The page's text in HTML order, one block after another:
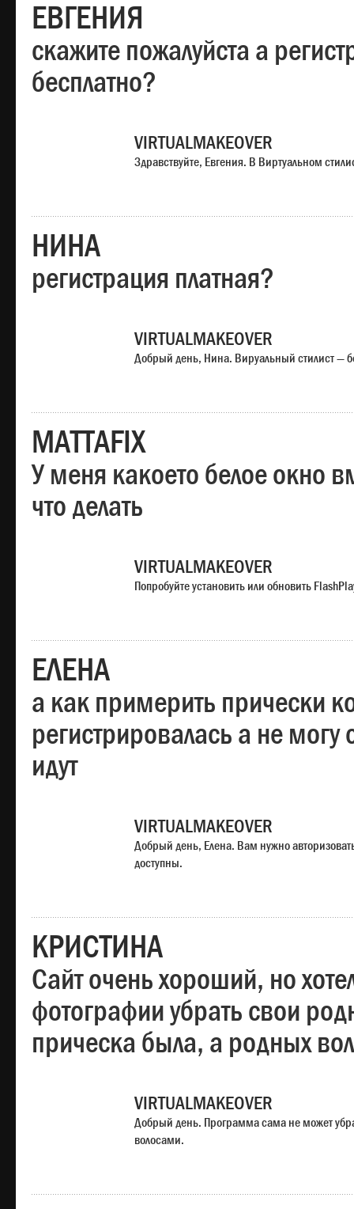
ЕВГЕНИЯ
скажите пожалуйста а
бесплатно?
VIRTUALMAKEOVER
Здравствуйте, Евгения. В Виртуальном
НИНА
регистрация платная?
VIRTUALMAKEOVER
Добрый день, Нина. Вируальный стилист —
MATTAFIX
У меня какоето белое окно
что делать
VIRTUALMAKEOVER
Попробуйте установить или обновить
ЕЛЕНА
а как примерить прически
регистрировалась а не
идут
VIRTUALMAKEOVER
Добрый день, Елена. Вам нужно
доступны.
КРИСТИНА
Сайт очень хороший, но
фотографии убрать свои
прическа была, а родных
VIRTUALMAKEOVER
Добрый день. Программа сама не может
волосами.